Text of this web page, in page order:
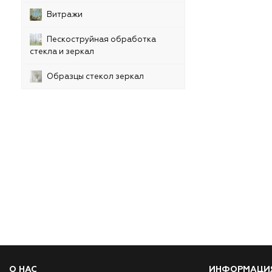
Витражи
Пескоструйная обработка
стекла и зеркал
Образцы стекол зеркал
О НАС